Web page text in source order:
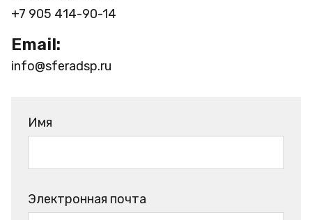
+7 905 414-90-14
Email:
info@sferadsp.ru
Имя
Электронная почта